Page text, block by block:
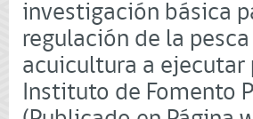
investigación básica
regulación de la
acuicultura a ejecutar
Instituto de Fomento